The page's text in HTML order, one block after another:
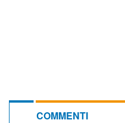
COMMENTI